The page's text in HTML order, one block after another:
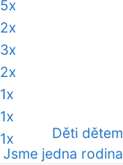
Děti dětem
Jsme jedna rodina
5x
2x
3x
2x
1x
1x
1x